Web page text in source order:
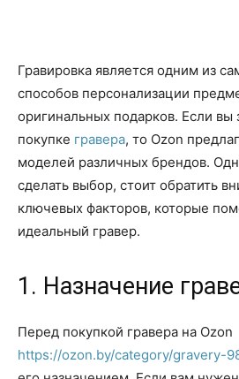
Гравировка является одним из
способов персонализации
оригинальных подарков. Если вы
покупке гравера, то Ozon
моделей различных брендов.
сделать выбор, стоит обратить
ключевых факторов, которые
идеальный гравер.
1. Назначение
Перед покупкой гравера на Ozon
https://ozon.by/category/gravery-